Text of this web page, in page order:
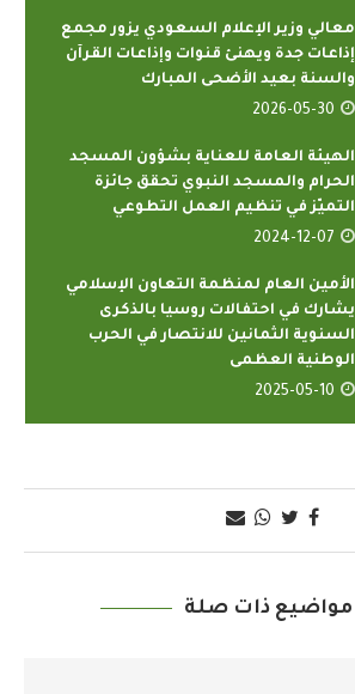
معالي وزير الإعلام السعودي يزور مجمع
إذاعات جدة ويهنئ قنوات وإذاعات القرآن
والسنة بعيد الأضحى المبارك
2026-05-30
الهيئة العامة للعناية بشؤون المسجد
الحرام والمسجد النبوي تحقق جائزة
التميّز في تنظيم العمل التطوعي
2024-12-07
الأمين العام لمنظمة التعاون الإسلامي
يشارك في احتفالات روسيا بالذكرى
السنوية الثمانين للانتصار في الحرب
الوطنية العظمى
2025-05-10
مواضيع ذات صلة